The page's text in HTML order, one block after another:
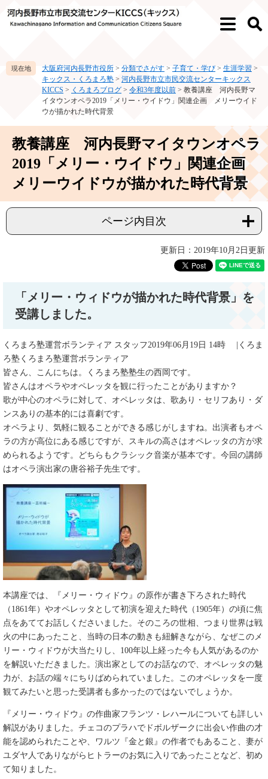
ー
ニ
メ
検
大阪府河内長野市役所 > 分類でさがす > 子育て・学び > 生涯学習 >
キックス・くろまろ塾 > 河内長野市立市民交流センターキックス
KICCS > くろまろブログ > 令和3年度以前 > 教養講座 河内長野マ
イタウンオペラ2019「メリー・ウイドウ」関連企画 メリーウイド
ウが描かれた時代背景
教養講座 河内長野マイタウンオペラ
2019「メリー・ウイドウ」関連企画
メリーウイドウが描かれた時代背景
ページ内目次
更新日：2019年10月2日更新
「メリー・ウィドウが描かれた時代背景」を
受講しました。
くろまろ塾運営ボランティア スタッフ2019年06月19日 14時 |くろま
ろ塾くろまろ塾運営ボランティア
皆さん、こんにちは。くろまろ塾塾生の西岡です。
皆さんはオペラやオペレッタを観に行ったことがありますか？
歌が中心のオペラに対して、オペレッタは、歌あり・セリフあり・ダ
ンスありの基本的には喜劇です。
オペラより、気軽に観ることができる感じがしますね。出演者もオペ
ラの方が高位にある感じですが、スキルの高さはオペレッタの方が求
められるようです。どちらもクラシック音楽が基本です。今回の講師
はオペラ演出家の唐谷裕子先生です。
本講座では、『メリー・ウィドウ』の原作が書き下ろされた時代
（1861年）やオペレッタとして初演を迎えた時代（1905年）の頃に焦
点をあててお話しくださいました。そのころの世相、つまり世界は戦
火の中にあったこと、当時の日本の動きも紐解きながら、なぜこのメ
リー・ウィドウが大当たりし、100年以上経った今も人気があるのか
を解説いただきました。演出家としてのお話なので、オペレッタの魅
力が、お話の端々にちりばめられていました。このオペレッタを一度
観てみたいと思った受講者も多かったのではないでしょうか。
『メリー・ウィドウ』の作曲家フランツ・レハールについても詳しい
解説がありました。チェコのプラハでドボルザークに出会い作曲の才
能を認められたことや、ワルツ『金と銀』の作者でもあること、妻が
ユダヤ人でありながらヒトラーのお気に入りであったことなど、初め
て知りました。